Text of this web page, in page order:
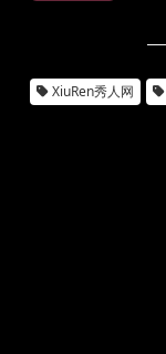
XiuRen秀人网